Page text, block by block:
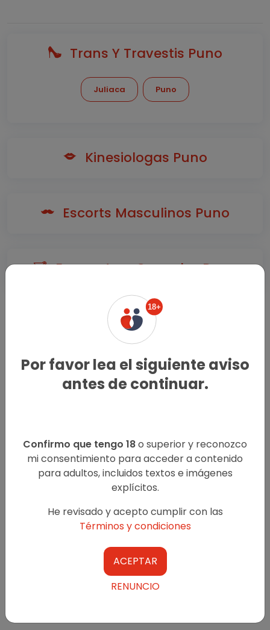
Trans Y Travestis Puno
Juliaca Puno
Kinesiologas Puno
Escorts Masculinos Puno
Encuentros Casuales Puno
Atrévete a probar todos los lados del placer y vivir
una gran aventura con trans y travestis en Puno.
acepta nuestros Términos y condiciones. Los anuncios
clasificados para adultos se publican con el consentimiento
de los editores. Los clasificados publicados en el sitio web no
están sujetos a ningún tipo de autenticación por parte de
Oklute. No es responsable de ningún tipo de reclamos de
calidad del servicio.
18+
Por favor lea el siguiente aviso
antes de continuar.
Confirmo que tengo 18o superior y reconozco
mi consentimiento para acceder a contenido
para adultos, incluidos textos e imágenes
explícitos.
He revisado y acepto cumplir con las
Términos y condiciones
ACEPTAR
RENUNCIO